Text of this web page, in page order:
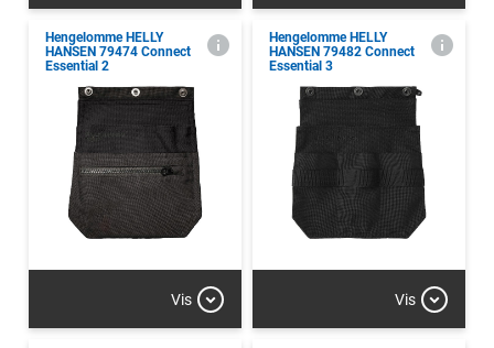
Hengelomme HELLY
HANSEN 79474 Connect
Essential 2
Vis
Hengelomme HELLY
HANSEN 79482 Connect
Essential 3
Vis